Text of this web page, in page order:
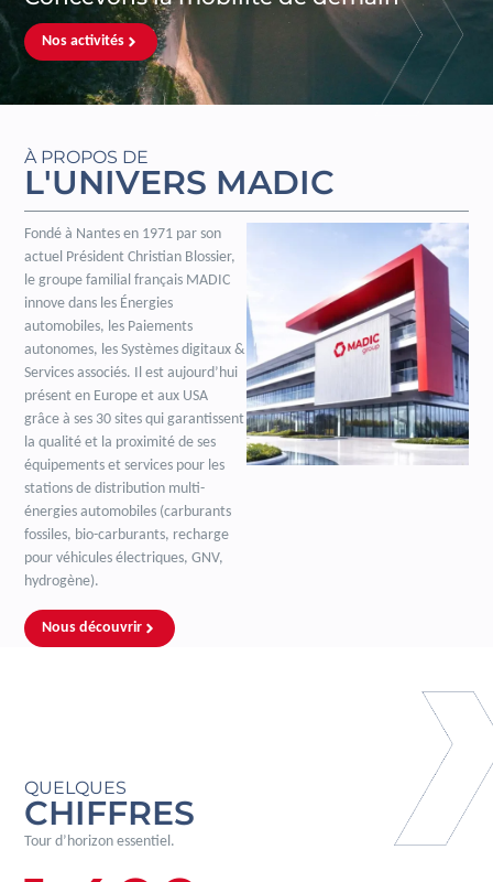
Nos activités
À PROPOS DE
L'UNIVERS MADIC
Fondé à Nantes en 1971 par son
actuel Président Christian Blossier,
le groupe familial français MADIC
innove dans les Énergies
automobiles, les Paiements
autonomes, les Systèmes digitaux &
Services associés. Il est aujourd’hui
présent en Europe et aux USA
grâce à ses 30 sites qui garantissent
la qualité et la proximité de ses
équipements et services pour les
stations de distribution multi-
énergies automobiles (carburants
fossiles, bio-carburants, recharge
pour véhicules électriques, GNV,
hydrogène).
Nous découvrir
QUELQUES
CHIFFRES
Tour d’horizon essentiel.